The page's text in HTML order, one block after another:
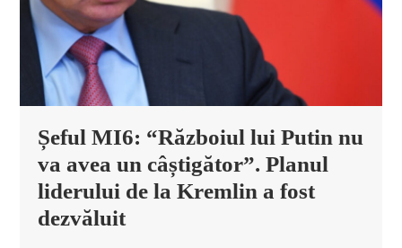
Șeful MI6: “Războiul lui Putin nu
va avea un câștigător”. Planul
liderului de la Kremlin a fost
dezvăluit